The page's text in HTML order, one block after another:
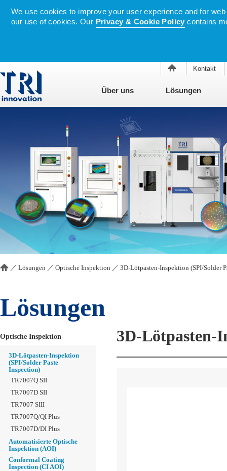
We use cookies to improve your user experience and for
our use of cookies. Our Privacy & Cookie Policy contains
Kontakt
Über uns Lösungen
／ Lösungen ／ Optische Inspektion ／ 3D-Lötpasten-Inspektion (SPI/Solder
Lösungen
Optische Inspektion
3D-Lötpasten-Inspektion
(SPI/Solder Paste
Inspection)
TR7007Q SII
TR7007D SII
TR7007 SIII
TR7007Q/QI Plus
TR7007D/DI Plus
Automatisierte Optische
Inspektion (AOI)
Conformal Coating
Inspection (CI AOI)
3D-Lötpasten-